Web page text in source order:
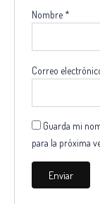
Nombre *
Correo
Guarda mi
para la próxima